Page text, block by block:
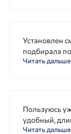
Установлен
подбирала
Читать
Пользуюсь
удобный,
Читать